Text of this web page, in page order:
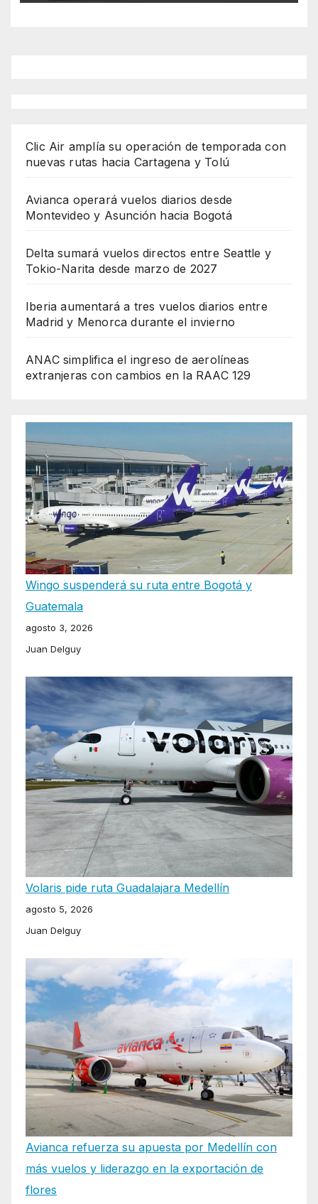
Clic Air amplía su operación de temporada con
nuevas rutas hacia Cartagena y Tolú
Avianca operará vuelos diarios desde
Montevideo y Asunción hacia Bogotá
Delta sumará vuelos directos entre Seattle y
Tokio-Narita desde marzo de 2027
Iberia aumentará a tres vuelos diarios entre
Madrid y Menorca durante el invierno
ANAC simplifica el ingreso de aerolíneas
extranjeras con cambios en la RAAC 129
Wingo suspenderá su ruta entre Bogotá y
Guatemala
agosto 3, 2026
Juan Delguy
Volaris pide ruta Guadalajara Medellín
agosto 5, 2026
Juan Delguy
Avianca refuerza su apuesta por Medellín con
más vuelos y liderazgo en la exportación de
flores